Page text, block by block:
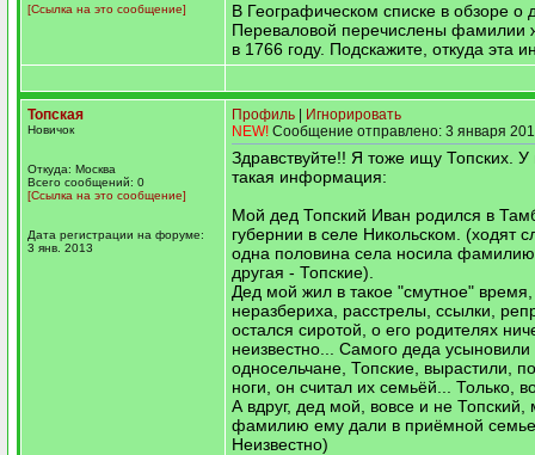
[Ссылка на это сообщение]
В Географическом списке в обзоре о
Переваловой перечислены фамилии
в 1766 году. Подскажите, откуда эта
Топская
Новичок
Откуда: Москва
Всего сообщений: 0
[Ссылка на это сообщение]
Дата регистрации на форуме:
3 янв. 2013
Профиль
Игнорировать
NEW! Сообщение отправлено: 3 января
Здравствуйте!! Я тоже ищу Топских. У
такая информация:
Мой дед Топский Иван родился в
губернии в селе Никольском. (ходят
одна половина села носила
другая - Топские).
Дед мой жил в такое "смутное" время,
неразбериха, расстрелы, ссылки,
остался сиротой, о его родителях
неизвестно... Самого деда усыновили
односельчане, Топские, вырастили,
ноги, он считал их семьёй... Только,
А вдруг, дед мой, вовсе и не Топский,
фамилию ему дали в приёмной
Неизвестно)